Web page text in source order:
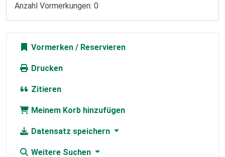
Anzahl Vormerkungen: 0
Vormerken
Drucken
Zitieren
Meinem Korb hinzufügen
Datensatz speichern
Weitere Suchen